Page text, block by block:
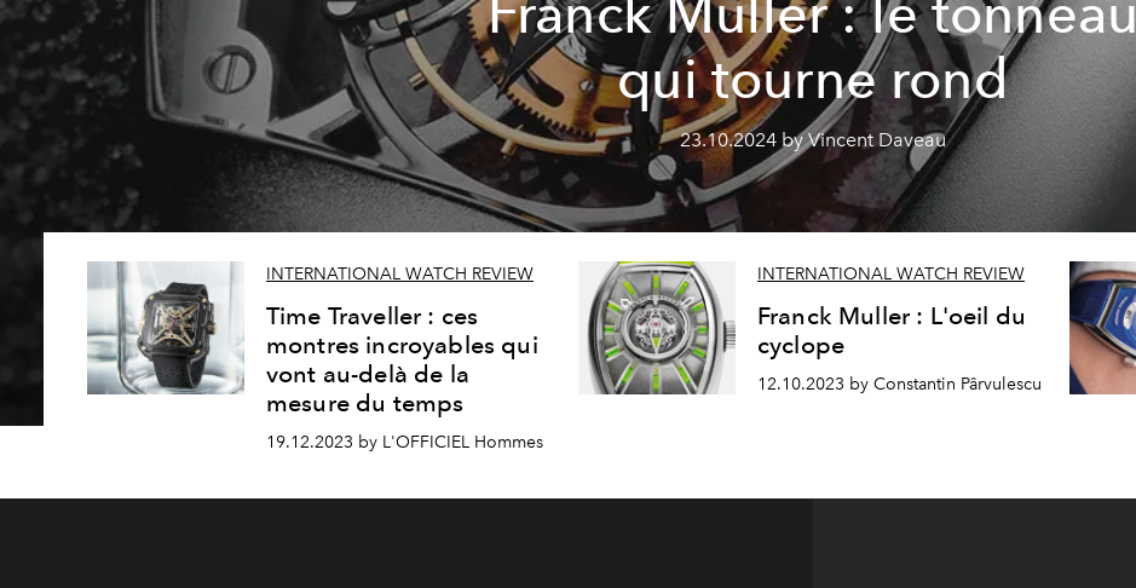
Franck Muller : le tonneau
qui tourne rond
23.10.2024 by Vincent Daveau
INTERNATIONAL WATCH REVIEW
Time Traveller : ces
montres incroyables qui
vont au-delà de la
mesure du temps
19.12.2023 by L'OFFICIEL Hommes
INTERNATIONAL WATCH REVIEW
Franck Muller : L'oeil du
cyclope
12.10.2023 by Constantin Pârvulescu